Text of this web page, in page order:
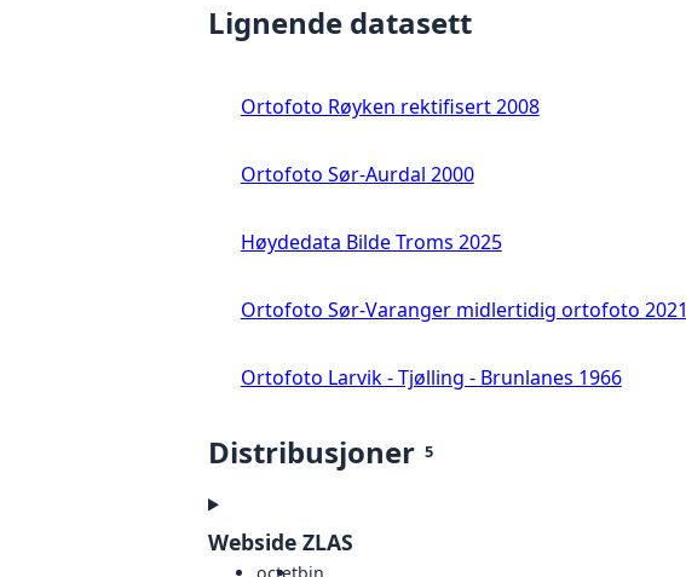
Lignende datasett
Ortofoto Røyken rektifisert 2008
Ortofoto Sør-Aurdal 2000
Høydedata Bilde Troms 2025
Ortofoto Sør-Varanger midlertidig ortofoto 2021
Ortofoto Larvik - Tjølling - Brunlanes 1966
Distribusjoner 5
Webside ZLAS
octetbin